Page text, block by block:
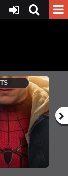
TS